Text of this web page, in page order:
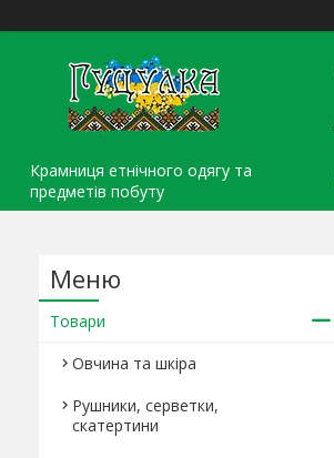
Крамниця етнічного одягу та
предметів побуту
Товари
Овчина та шкіра
Рушники, серветки,
скатертини